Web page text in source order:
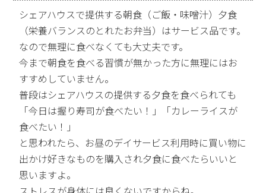
シェアハウスで提供する朝食（ご飯・味噌汁）夕食
（栄養バランスのとれたお弁当）はサービス品です。
なので無理に食べなくても大丈夫です。
今まで朝食を食べる習慣が無かった方に無理にはお
すすめしていません。
普段はシェアハウスの提供する夕食を食べられても
「今日は握り寿司が食べたい！」「カレーライスが
食べたい！」
と思われたら、お昼のデイサービス利用時に買い物に
出かけ好きなものを購入され夕食に食べたらいいと
思いますよ。